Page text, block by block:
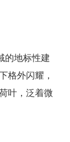
的地标性建
格外闪耀，
叶，泛着微